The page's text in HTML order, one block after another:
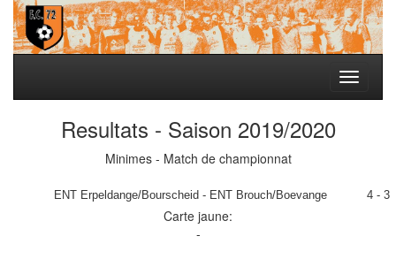
Toggle
Resultats - Saison 2019/2020
Minimes - Match de championnat
ENT Erpeldange/Bourscheid - ENT Brouch/Boevange 4 - 3
Carte jaune:
-